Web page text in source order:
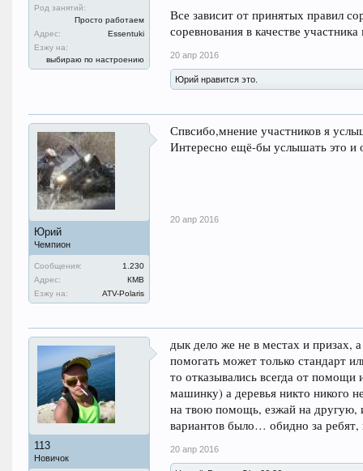
Род занятий:
Просто работаем
Адрес:
Essentuki
Езжу на:
выбираю по настроению
Ни у кого не было,таких ситуаций?
Интересно,у кого какое видение этого
И если на брифинге ни чего сказано не было.
То-есть разрешено,все то,что не
Все зависит от принятых правил
соревнования в качестве
20 апр 2016
Юрий нравится это.
Юрий
Чемпион
Сообщения:
1.230
Адрес:
КМВ
Езжу на:
ATV-Polaris
Спвсибо,мнение участников я
Интересно ещё-бы услышать это и
20 апр 2016
113
Новичок
дык дело же не в местах и призах,
помогать может только стандарт
то отказывались всегда от
машинку) а деревья никто никого
на твою помощь, езжай на другую,
вариантов было… обидно за ребят,
20 апр 2016